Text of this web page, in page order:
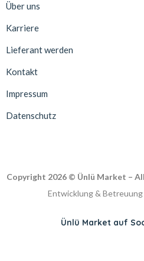
Über uns
Karriere
Lieferant werden
Kontakt
Impressum
Datenschutz
Copyright 2026 © Ünlü Market –
Entwicklung & Betreuung
Ünlü Market auf